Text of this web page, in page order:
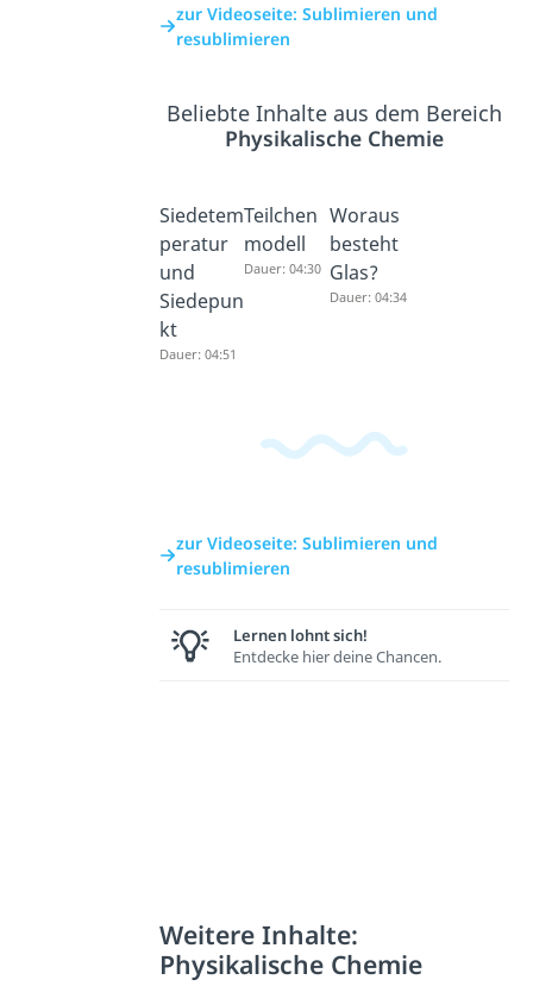
zur Videoseite: Sublimieren und
resublimieren
Beliebte Inhalte aus dem Bereich
Physikalische Chemie
Siedetem
peratur
und
Siedepun
kt
Dauer: 04:51
Teilchen
modell
Dauer: 04:30
Woraus
besteht
Glas?
Dauer: 04:34
zur Videoseite: Sublimieren und
resublimieren
Lernen lohnt sich!
Entdecke hier deine Chancen.
Weitere Inhalte:
Physikalische Chemie